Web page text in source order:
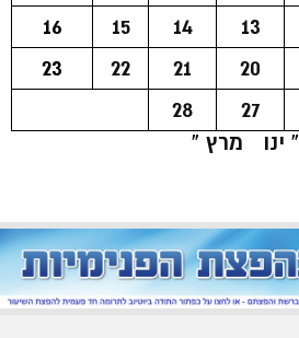
13
14
15
16
20
21
22
23
27
28
« ינו
מרץ »